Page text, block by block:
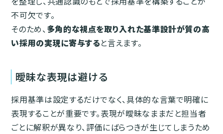
不可欠です。
そのため、多角的な視点を取り入れた基準設計が質の高
い採用の実現に寄与すると言えます。
曖昧な表現は避ける
採用基準は設定するだけでなく、具体的な言葉で明確に
表現することが重要です。表現が曖昧なままだと担当者
ごとに解釈が異なり、評価にばらつきが生じてしまうため